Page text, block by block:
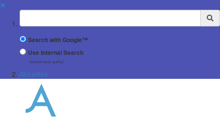
✖
Suchbegriff
Search with Google™
Use Internal Search
(limited result quality)
Aktuelles